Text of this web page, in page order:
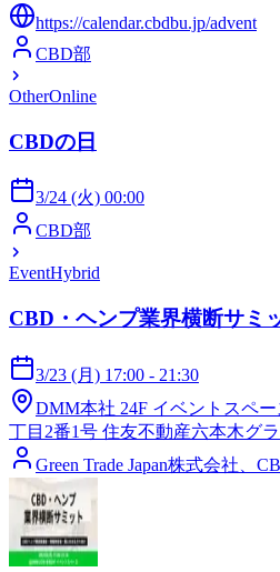
https://calendar.cbdbu.jp/advent
CBD部
OtherOnline
CBDの日
3/24 (火) 00:00
CBD部
EventHybrid
CBD・ヘンプ業界横断サミ
3/23 (月) 17:00 - 21:30
DMM本社 24F イベントスペ
丁目2番1号 住友不動産六本木グラ
Green Trade Japan株式会社、